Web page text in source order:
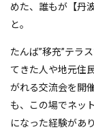
めた、誰もが【丹
と。
たんば”移充”テラ
てきた人や地元住
がれる交流会を開
も、この場でネッ
になった経験があ